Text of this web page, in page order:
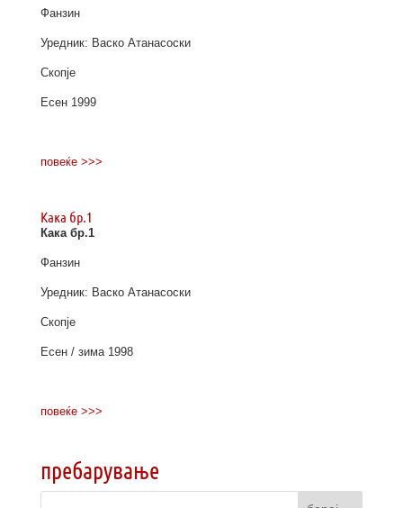
Фанзин
Уредник: Васко Атанасоски
Скопје
Есен 1999
повеќе >>>
Кака бр.1
Кака бр.1
Фанзин
Уредник: Васко Атанасоски
Скопје
Есен / зима 1998
повеќе >>>
пребарување